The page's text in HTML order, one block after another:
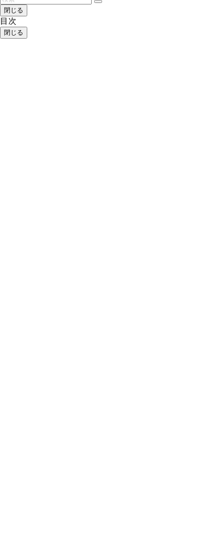
閉じる
目次
閉じる